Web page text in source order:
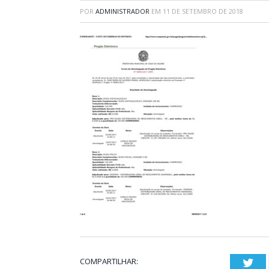
POR ADMINISTRADOR EM 11 DE SETEMBRO DE 2018
COMPARTILHAR: